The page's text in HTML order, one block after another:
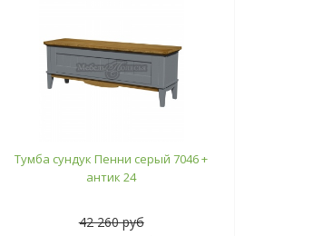
Тумба сундук Пенни серый 7046 +
антик 24
42 260 руб